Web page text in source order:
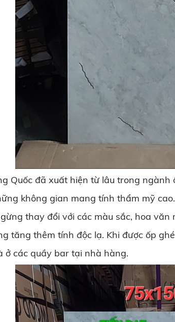
Quốc đã xuất hiện từ lâu trong
không gian mang tính thẩm mỹ
thay đổi với các màu sắc, hoa
tăng thêm tính độc lạ. Khi được ốp
ở các quầy bar tại nhà hàng.